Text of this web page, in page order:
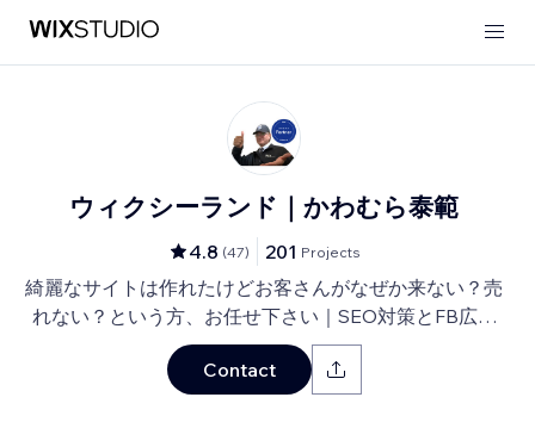
ウィクシーランド｜かわむら泰範
4.8 (47) 201 Projects
綺麗なサイトは作れたけどお客さんがなぜか来ない？売
れない？という方、お任せ下さい｜SEO対策とFB広告
⇒LP⇒予約・売上獲得の仕組み作りのお手伝い
Contact